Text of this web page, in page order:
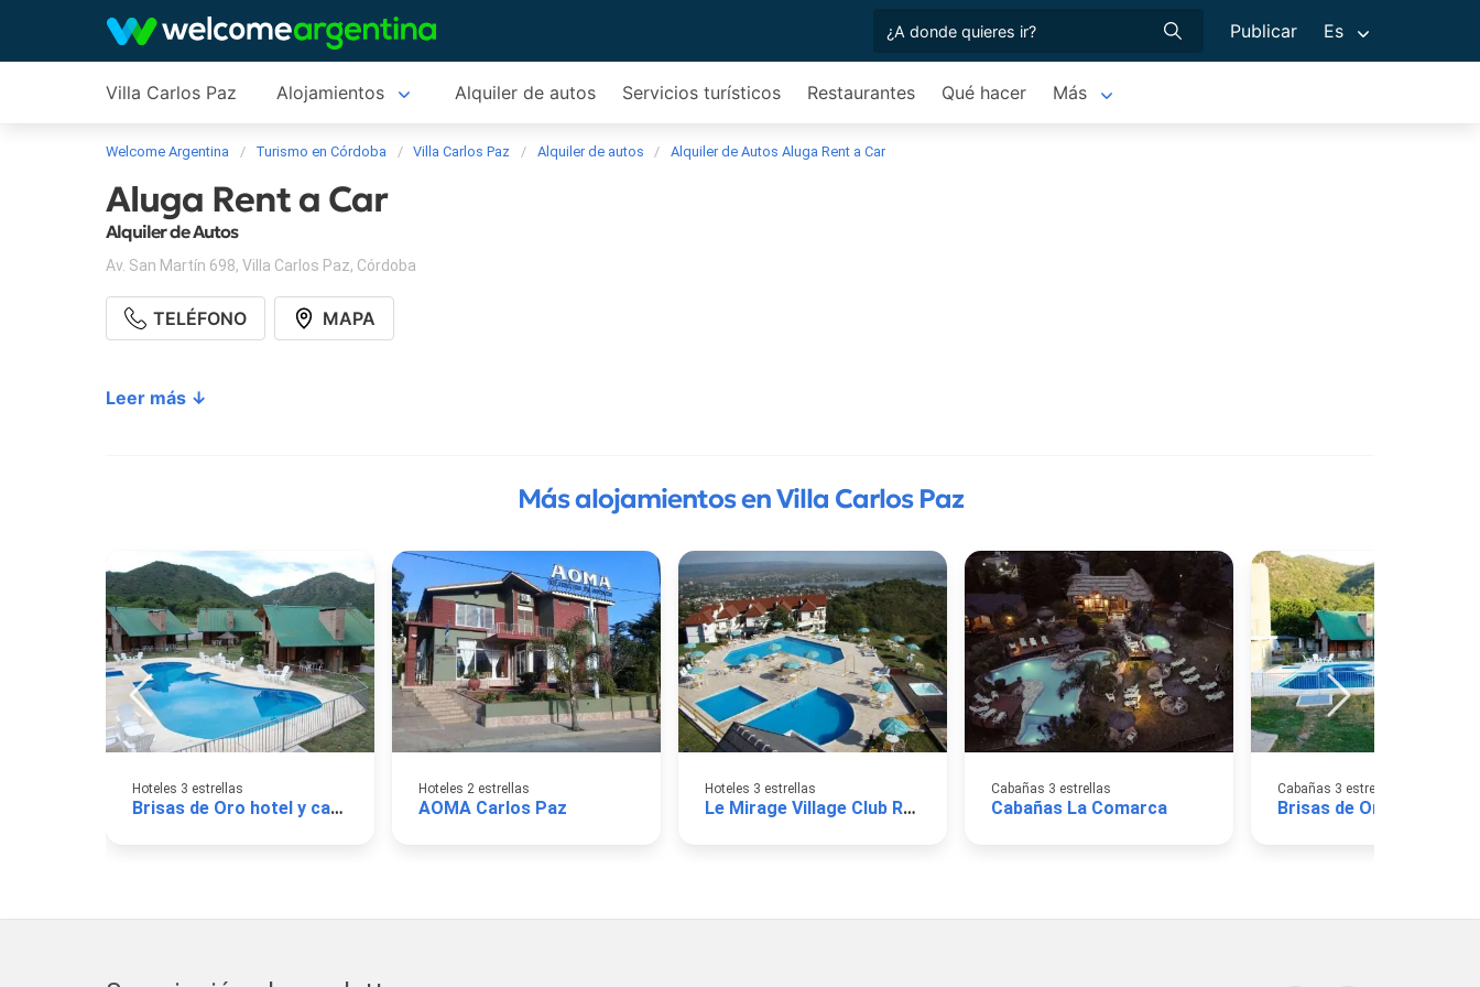
Publicar Es
Villa Carlos Paz Alojamientos Alquiler de autos Servicios turísticos Restaurantes Qué hacer Más
Welcome Argentina Turismo en Córdoba Villa Carlos Paz Alquiler de autos Alquiler de Autos Aluga Rent a Car
Aluga Rent a Car
Alquiler de Autos
Av. San Martín 698, Villa Carlos Paz, Córdoba
TELÉFONO MAPA
Leer más ↓
Más alojamientos en Villa Carlos Paz
Hoteles 3 estrellas
Brisas de Oro hotel y cabañas
Hoteles 2 estrellas
AOMA Carlos Paz
Hoteles 3 estrellas
Le Mirage Village Club Resort
Cabañas 3 estrellas
Cabañas La Comarca
Cabañas 3 estrellas